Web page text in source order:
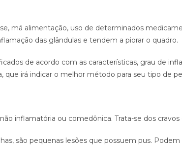
má alimentação, uso de determinados
das glândulas e tendem a piorar o quadro.
de acordo com as características, grau de
irá indicar o melhor método para seu tipo de
inflamatória ou comedônica. Trata-se dos
são pequenas lesões que possuem pus.